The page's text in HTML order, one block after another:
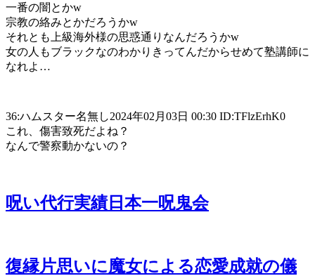
一番の闇とかw
宗教の絡みとかだろうかw
それとも上級海外様の思惑通りなんだろうかw
女の人もブラックなのわかりきってんだからせめて塾講師に
なれよ…
36:ハムスター名無し2024年02月03日 00:30 ID:TFlzErhK0
これ、傷害致死だよね？
なんで警察動かないの？
呪い代行実績日本一呪鬼会
復縁片思いに魔女による恋愛成就の儀